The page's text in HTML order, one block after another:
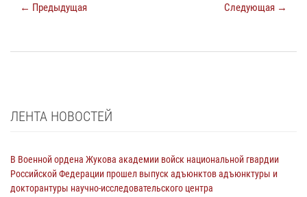
← Предыдущая Следующая →
ЛЕНТА НОВОСТЕЙ
В Военной ордена Жукова академии войск национальной гвардии
Российской Федерации прошел выпуск адъюнктов адъюнктуры и
докторантуры научно-исследовательского центра